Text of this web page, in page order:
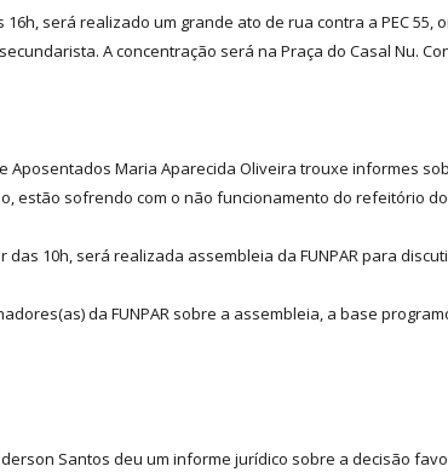
16h, será realizado um grande ato de rua contra a PEC
A concentração será na Praça do Casal Nu.
Aposentados Maria Aparecida Oliveira trouxe informes
estão sofrendo com o não funcionamento do refeitório
das 10h, será realizada assembleia da FUNPAR para
da FUNPAR sobre a assembleia, a base
Santos deu um informe jurídico sobre a decisão